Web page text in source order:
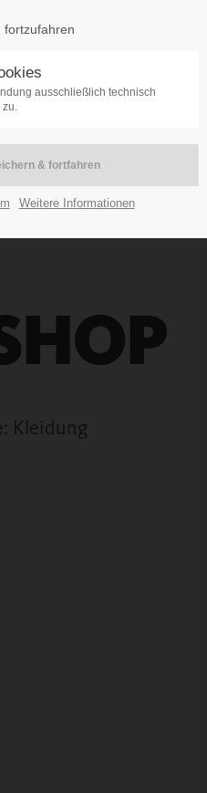
Kleidung
fortzufahren
ausschließlich technisch
Weitere Informationen